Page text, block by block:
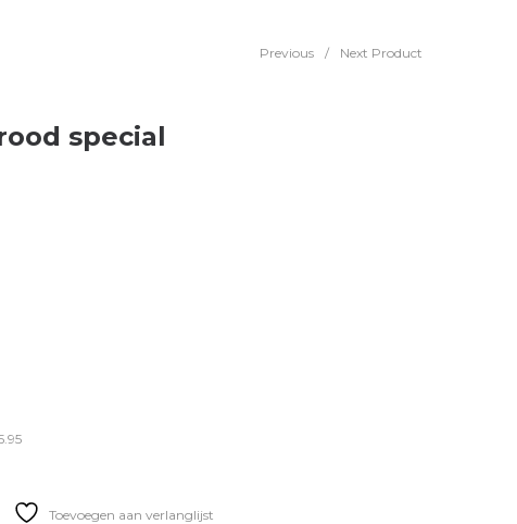
Previous / Next Product
special
Toevoegen aan verlanglijst